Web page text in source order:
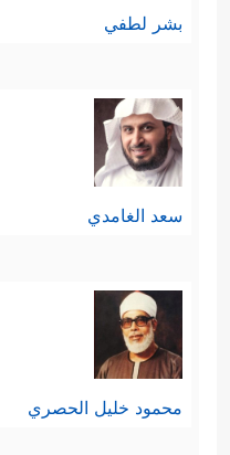
بشر لطفي
سعد الغامدي
محمود خليل الحصري